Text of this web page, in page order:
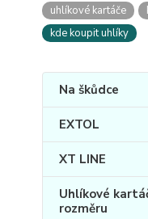
uhlíkové kartáče
kde koupit uhlíky
Na škůdce
EXTOL
XT LINE
Uhlíkové
rozměru